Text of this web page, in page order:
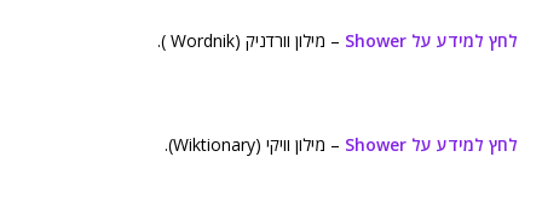
לחץ למידע על Shower – מילון וורדניק (Wordnik ).
לחץ למידע על Shower – מילון וויקי (Wiktionary).